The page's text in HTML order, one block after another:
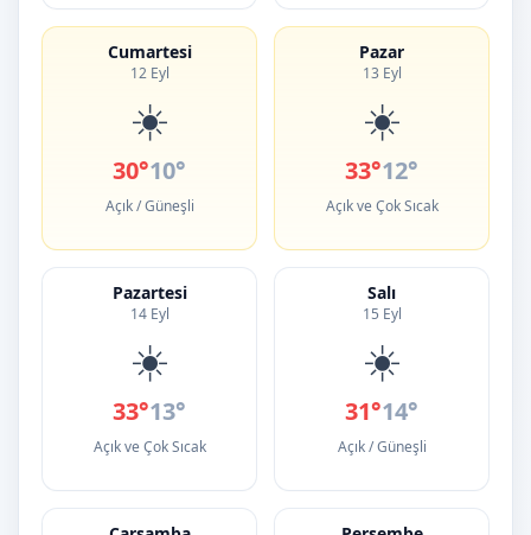
Cumartesi
12 Eyl
☀️
30°10°
Açık / Güneşli
Pazar
13 Eyl
☀️
33°12°
Açık ve Çok Sıcak
Pazartesi
14 Eyl
☀️
33°13°
Açık ve Çok Sıcak
Salı
15 Eyl
☀️
31°14°
Açık / Güneşli